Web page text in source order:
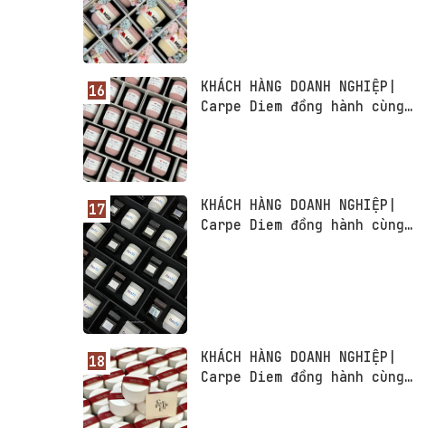
KHÁCH HÀNG DOANH NGHIỆP|
Carpe Diem đồng hành cùng
KHÁCH HÀNG DOANH NGHIỆP|
Carpe Diem đồng hành cùng
KHÁCH HÀNG DOANH NGHIỆP|
Carpe Diem đồng hành cùng